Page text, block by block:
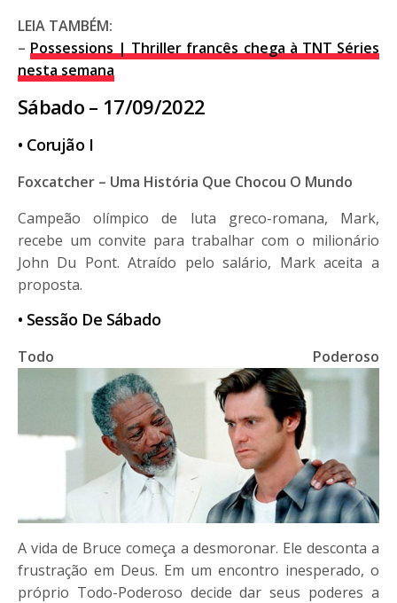
LEIA TAMBÉM:
– Possessions | Thriller francês chega à TNT Séries
nesta semana
Sábado – 17/09/2022
• Corujão I
Foxcatcher – Uma História Que Chocou O Mundo
Campeão olímpico de luta greco-romana, Mark,
recebe um convite para trabalhar com o milionário
John Du Pont. Atraído pelo salário, Mark aceita a
proposta.
• Sessão De Sábado
Todo Poderoso
A vida de Bruce começa a desmoronar. Ele desconta a
frustração em Deus. Em um encontro inesperado, o
próprio Todo-Poderoso decide dar seus poderes a